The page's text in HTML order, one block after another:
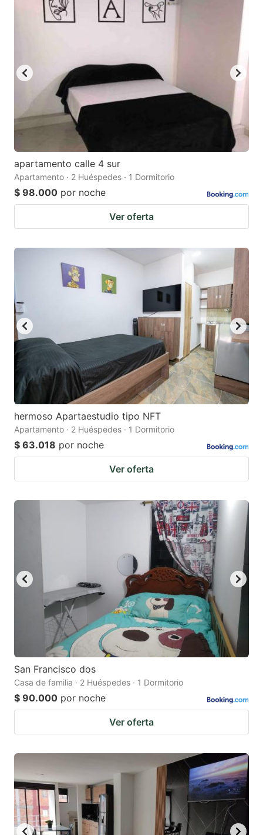
apartamento calle 4 sur
Apartamento · 2 Huéspedes · 1 Dormitorio
$ 98.000 por noche
Ver oferta
hermoso Apartaestudio tipo NFT
Apartamento · 2 Huéspedes · 1 Dormitorio
$ 63.018 por noche
Ver oferta
San Francisco dos
Casa de familia · 2 Huéspedes · 1 Dormitorio
$ 90.000 por noche
Ver oferta